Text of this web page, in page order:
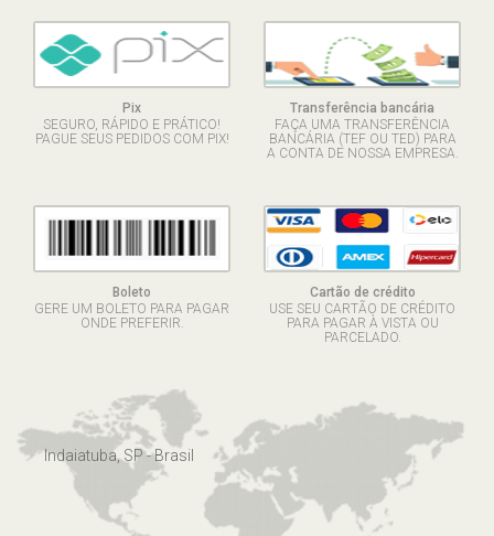
Pix
SEGURO, RÁPIDO E PRÁTICO!
PAGUE SEUS PEDIDOS COM PIX!
Transferência bancária
FAÇA UMA TRANSFERÊNCIA
BANCÁRIA (TEF OU TED) PARA
A CONTA DE NOSSA EMPRESA.
Boleto
GERE UM BOLETO PARA PAGAR
ONDE PREFERIR.
Cartão de crédito
USE SEU CARTÃO DE CRÉDITO
PARA PAGAR À VISTA OU
PARCELADO.
Indaiatuba, SP - Brasil